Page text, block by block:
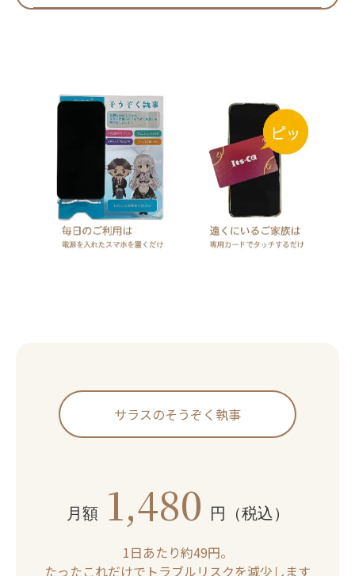
サラスのそうぞく執事
月額 1,480 円（税込）
1日あたり約49円。
たったこれだけでトラブルリスクを減少します